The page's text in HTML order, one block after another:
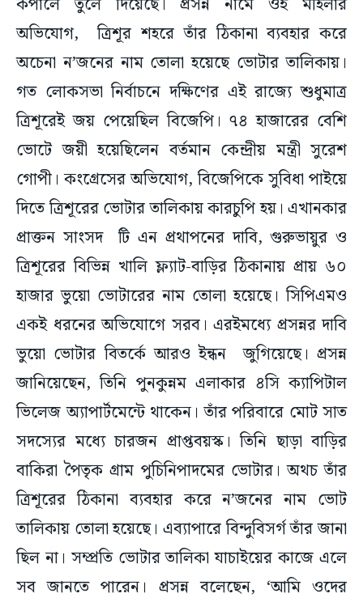
অভিযোগ, ত্রিশূর শহরে তাঁর ঠিকানা ব্যবহার করে
অচেনা ন’জনের নাম তোলা হয়েছে ভোটার তালিকায়।
গত লোকসভা নির্বাচনে দক্ষিণের এই রাজ্যে শুধুমাত্র
ত্রিশূরেই জয় পেয়েছিল বিজেপি। ৭৪ হাজারের বেশি
ভোটে জয়ী হয়েছিলেন বর্তমান কেন্দ্রীয় মন্ত্রী সুরেশ
গোপী। কংগ্রেসের অভিযোগ, বিজেপিকে সুবিধা পাইয়ে
দিতে ত্রিশূরের ভোটার তালিকায় কারচুপি হয়। এখানকার
প্রাক্তন সাংসদ টি এন প্রথাপনের দাবি, গুরুভায়ুর ও
ত্রিশূরের বিভিন্ন খালি ফ্ল্যাট-বাড়ির ঠিকানায় প্রায় ৬০
হাজার ভুয়ো ভোটারের নাম তোলা হয়েছে। সিপিএমও
একই ধরনের অভিযোগে সরব। এরইমধ্যে প্রসন্নর দাবি
ভুয়ো ভোটার বিতর্কে আরও ইন্ধন জুগিয়েছে। প্রসন্ন
জানিয়েছেন, তিনি পুনকুন্নম এলাকার ৪সি ক্যাপিটাল
ভিলেজ অ্যাপার্টমেন্টে থাকেন। তাঁর পরিবারে মোট সাত
সদস্যের মধ্যে চারজন প্রাপ্তবয়স্ক। তিনি ছাড়া বাড়ির
বাকিরা পৈতৃক গ্রাম পুচিনিপাদমের ভোটার। অথচ তাঁর
ত্রিশূরের ঠিকানা ব্যবহার করে ন’জনের নাম ভোট
তালিকায় তোলা হয়েছে। এব্যাপারে বিন্দুবিসর্গ তাঁর জানা
ছিল না। সম্প্রতি ভোটার তালিকা যাচাইয়ের কাজে এলে
সব জানতে পারেন। প্রসন্ন বলেছেন, ‘আমি ওদের